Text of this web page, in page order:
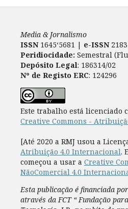
Media & Jornalismo
ISSN 1645‘5681 | e-ISSN
Peridiocidade: Semestral
Depósito Legal: 186314/02
Nº de Registo ERC: 124296
Este trabalho está licenciado
Creative Commons -
[Até 2020 a RMJ usou a
Atribuição 4.0 Internacional.
começou a usar a Creative
NãoComercial 4.0
Esta publicação é financiada
através da FCT “ Fundação